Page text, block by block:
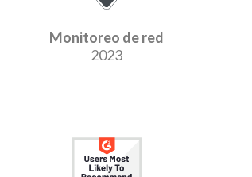
Monitoreo de red
2023